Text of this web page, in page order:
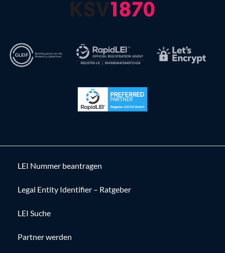
LEI Nummer beantragen
Legal Entity Identifier – Ratgeber
LEI Suche
Partner werden